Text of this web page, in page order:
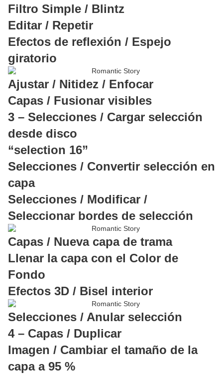
Filtro Simple / Blintz
Editar / Repetir
Efectos de reflexión / Espejo
giratorio
Ajustar / Nitidez / Enfocar
Capas / Fusionar visibles
3 – Selecciones / Cargar selección
desde disco
“selection 16”
Selecciones / Convertir selección en
capa
Selecciones / Modificar /
Seleccionar bordes de selección
Capas / Nueva capa de trama
Llenar la capa con el Color de
Fondo
Efectos 3D / Bisel interior
Selecciones / Anular selección
4 – Capas / Duplicar
Imagen / Cambiar el tamaño de la
capa a 95 %